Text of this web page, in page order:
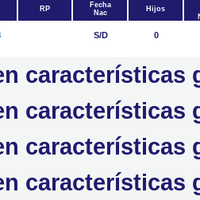
RP
Fecha
Nac
Hijos
S/D 0
características
características
características
características